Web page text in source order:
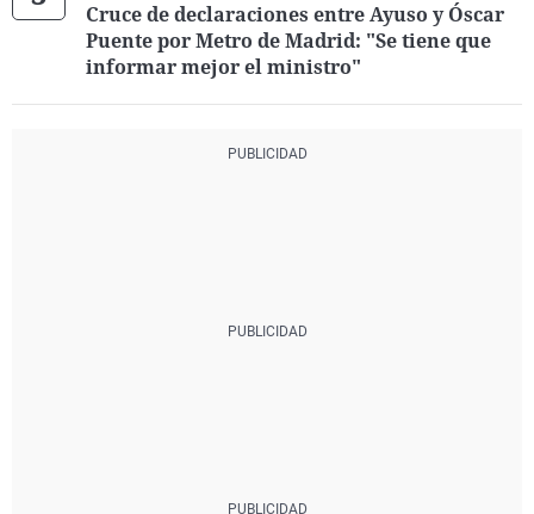
Cruce de declaraciones entre Ayuso y Óscar
Puente por Metro de Madrid: "Se tiene que
informar mejor el ministro"